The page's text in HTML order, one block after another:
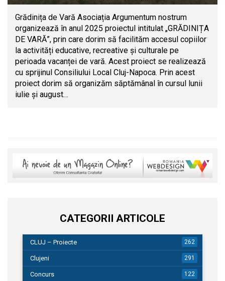
Grădinița de Vară Asociația Argumentum nostrum
organizează în anul 2025 proiectul intitulat „GRĂDINIȚA
DE VARĂ”, prin care dorim să facilităm accesul copiilor
la activități educative, recreative și culturale pe
perioada vacanței de vară. Acest proiect se realizează
cu sprijinul Consiliului Local Cluj-Napoca. Prin acest
proiect dorim să organizăm săptămânal în cursul lunii
iulie și august…
CATEGORII ARTICOLE
CLUJ – Proiecte 262
Clujeni 291
Concurs 122